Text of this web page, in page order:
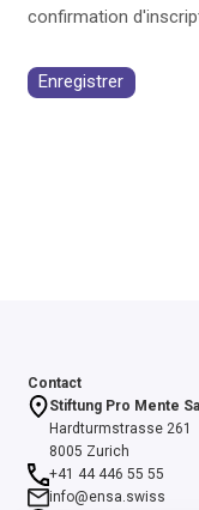
confirmation
Enregistrer
Contact
Stiftung Pro Mente
Hardturmstrasse 261
8005 Zurich
+41 44 446 55 55
info@ensa.swiss